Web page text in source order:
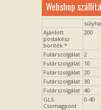
Webshop
Ajánlott
postakész
boríték *
200
Futárszolgálat 2
Futárszolgálat 10
Futárszolgálat 20
Futárszolgálat 30
Futárszolgálat 40
GLS
Csomagpont
0-40